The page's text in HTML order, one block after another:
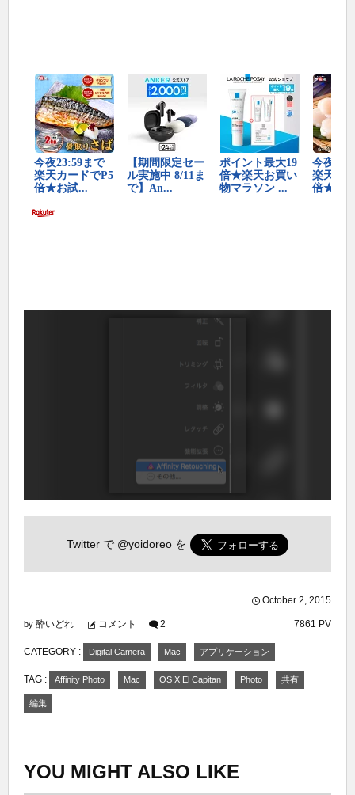
Twitter で @yoidoreo を
October 2, 2015
by 酔いどれ コメント 2 7861 PV
CATEGORY : Digital Camera Mac アプリケーション
TAG : Affinity Photo Mac OS X El Capitan Photo 共有
編集
YOU MIGHT ALSO LIKE